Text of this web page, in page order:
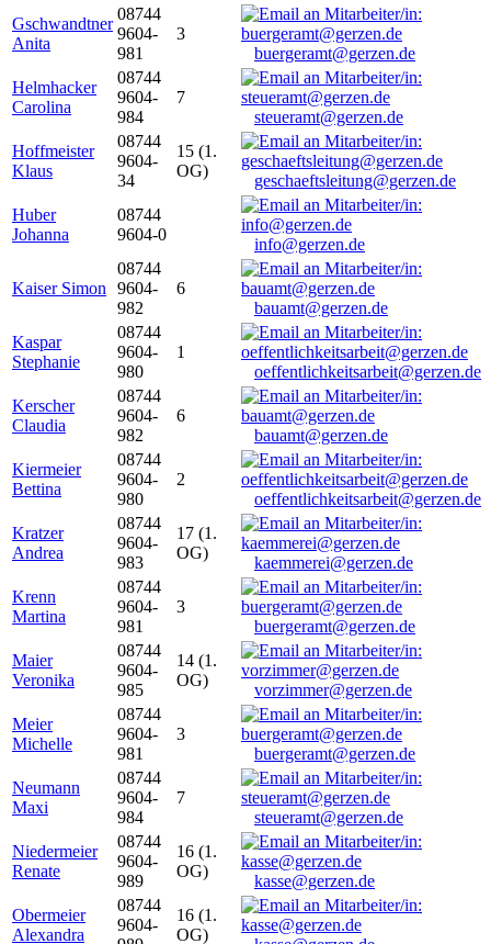
Gschwandtner
Anita
08744
9604-
981
3
buergeramt@gerzen.de
Helmhacker
Carolina
08744
9604-
984
7
steueramt@gerzen.de
Hoffmeister
Klaus
08744
9604-
34
15 (1.
OG)
geschaeftsleitung@gerzen.de
Huber
Johanna
08744
9604-0
info@gerzen.de
Kaiser Simon
08744
9604-
982
6
bauamt@gerzen.de
Kaspar
Stephanie
08744
9604-
980
1
oeffentlichkeitsarbeit@gerzen.de
Kerscher
Claudia
08744
9604-
982
6
bauamt@gerzen.de
Kiermeier
Bettina
08744
9604-
980
2
oeffentlichkeitsarbeit@gerzen.de
Kratzer
Andrea
08744
9604-
983
17 (1.
OG)
kaemmerei@gerzen.de
Krenn
Martina
08744
9604-
981
3
buergeramt@gerzen.de
Maier
Veronika
08744
9604-
985
14 (1.
OG)
vorzimmer@gerzen.de
Meier
Michelle
08744
9604-
981
3
buergeramt@gerzen.de
Neumann
Maxi
08744
9604-
984
7
steueramt@gerzen.de
Niedermeier
Renate
08744
9604-
989
16 (1.
OG)
kasse@gerzen.de
Obermeier
Alexandra
08744
9604-
16 (1.
OG)